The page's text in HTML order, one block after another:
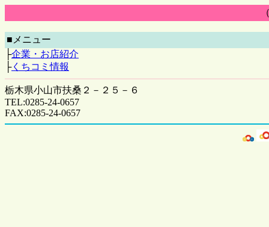
■メニュー
├企業・お店紹介
├くちコミ情報
栃木県小山市扶桑２－２５－６
TEL:0285-24-0657
FAX:0285-24-0657